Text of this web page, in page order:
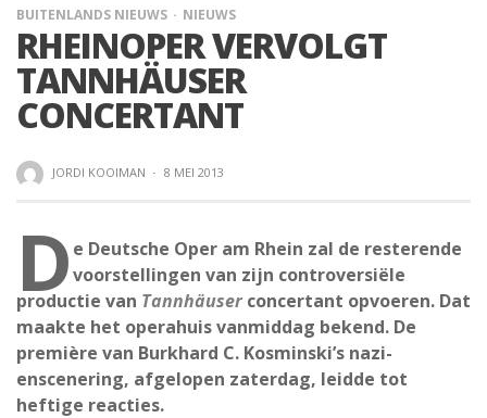
BUITENLANDS NIEUWS NIEUWS
RHEINOPER VERVOLGT
TANNHÄUSER
CONCERTANT
JORDI KOOIMAN · 8 MEI 2013
D e Deutsche Oper am Rhein zal de resterende
voorstellingen van zijn controversiële
productie van Tannhäuserconcertant opvoeren. Dat
maakte het operahuis vanmiddag bekend. De
première van Burkhard C. Kosminski’s nazi-
enscenering, afgelopen zaterdag, leidde tot
heftige reacties.